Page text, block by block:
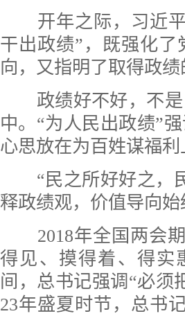
开年之际，习近平
干出政绩”，既强化
向，又指明了取得政绩
政绩好不好，不是
中。“为人民出政绩”
心思放在为百姓谋福
“民之所好好之，民
释政绩观，价值导向始
2018年全国两会期
得见、摸得着、得实
间，总书记强调“必须
23年盛夏时节，总书